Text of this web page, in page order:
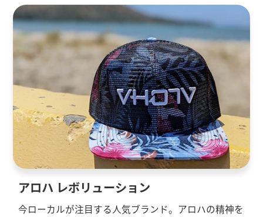
アロハ レボリューション
今ローカルが注目する人気ブランド。アロハの精神を